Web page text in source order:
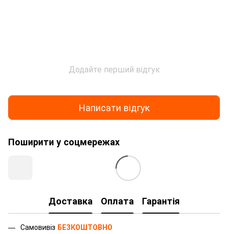
Додайте перший відгук
Написати відгук
Поширити у соцмережах
Доставка Оплата Гарантія
Самовивіз БЕЗКОШТОВНО